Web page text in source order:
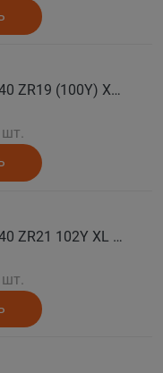
CONTINENTAL Автошина 255/40 ZR19 (100Y) XL FR SportContact 7 лето
CONTINENTAL Автошина 255/40 ZR21 102Y XL FR SportContact 7 лето